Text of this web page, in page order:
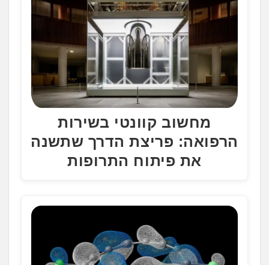
מחשוב קוונטי בשירות
הרפואה: פריצת הדרך שתשנה
את פיתוח התרופות